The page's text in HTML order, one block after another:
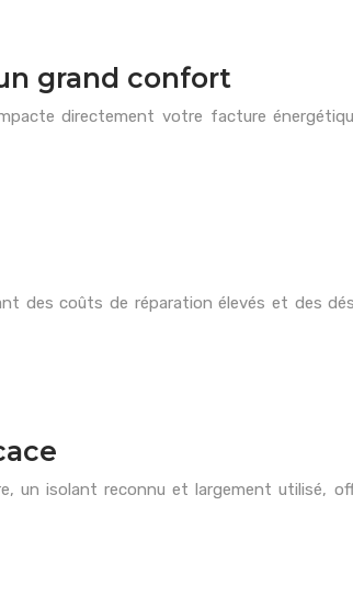
grand confort
directement votre facture
des coûts de réparation élevés et des
un isolant reconnu et largement utilisé,